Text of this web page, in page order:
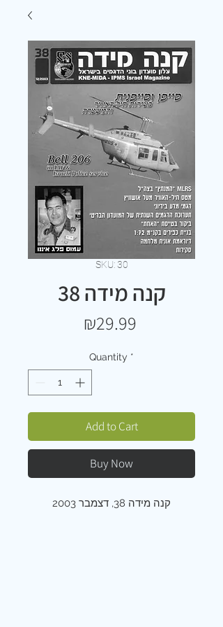
SKU: 30
קנה מידה 38
₪29.99Price
Quantity *
Add to Cart
Buy Now
קנה מידה 38, דצמבר 2003